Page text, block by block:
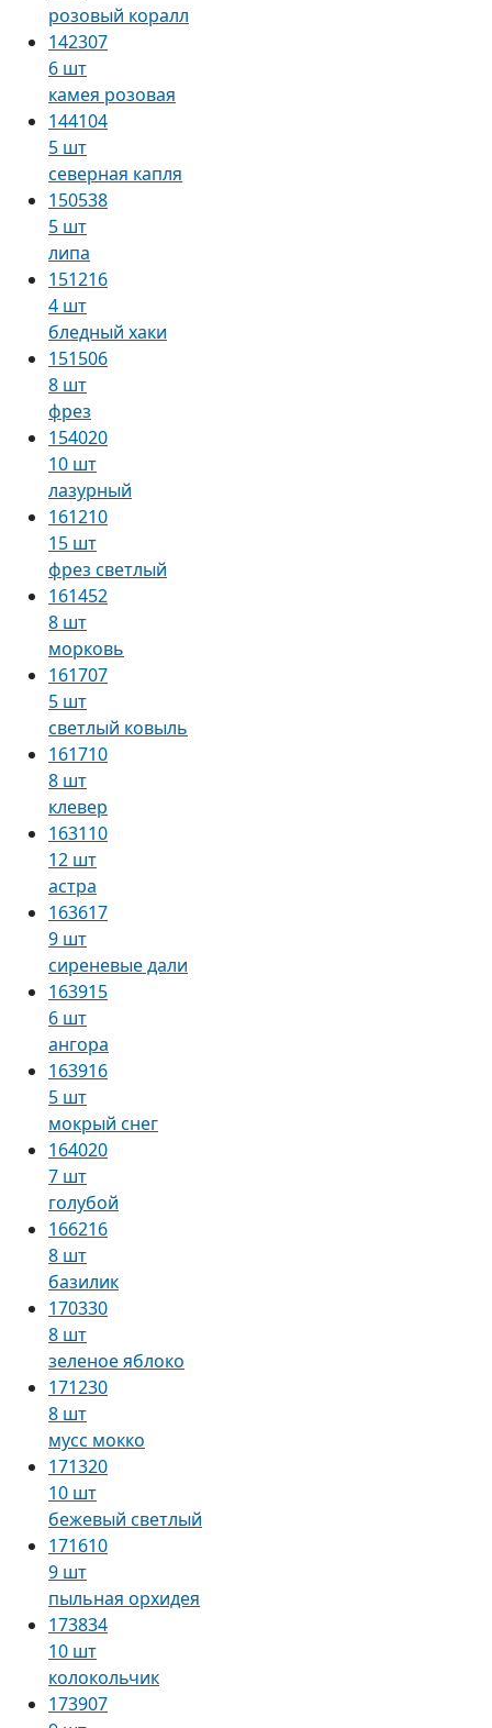
розовый коралл
142307
6 шт
камея розовая
144104
5 шт
северная капля
150538
5 шт
липа
151216
4 шт
бледный хаки
151506
8 шт
фрез
154020
10 шт
лазурный
161210
15 шт
фрез светлый
161452
8 шт
морковь
161707
5 шт
светлый ковыль
161710
8 шт
клевер
163110
12 шт
астра
163617
9 шт
сиреневые дали
163915
6 шт
ангора
163916
5 шт
мокрый снег
164020
7 шт
голубой
166216
8 шт
базилик
170330
8 шт
зеленое яблоко
171230
8 шт
мусс мокко
171320
10 шт
бежевый светлый
171610
9 шт
пыльная орхидея
173834
10 шт
колокольчик
173907